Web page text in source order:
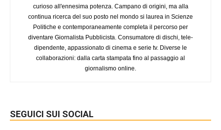
curioso all'ennesima potenza. Campano di origini, ma alla
continua ricerca del suo posto nel mondo si laurea in Scienze
Politiche e contemporaneamente completa il percorso per
diventare Giornalista Pubblicista. Consumatore di dischi, tele-
dipendente, appassionato di cinema e serie tv. Diverse le
collaborazioni: dalla carta stampata fino al passaggio al
giornalismo online.
SEGUICI SUI SOCIAL